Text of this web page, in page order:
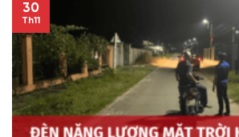
30
Th11